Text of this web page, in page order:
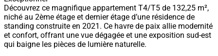
Découvrez ce magnifique appartement T4/T5 de 132,25 m²,
niché au 2ème étage et dernier étage d’une résidence de
standing construite en 2021. Ce havre de paix allie modernité
et confort, offrant une vue dégagée et une exposition sud-est
qui baigne les pièces de lumière naturelle.